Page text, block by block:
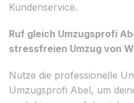
Kundenservice.
Ruf gleich Umzugsprofi
stressfreien Umzug von
Nutze die professionelle
Umzugsprofi Abel, um